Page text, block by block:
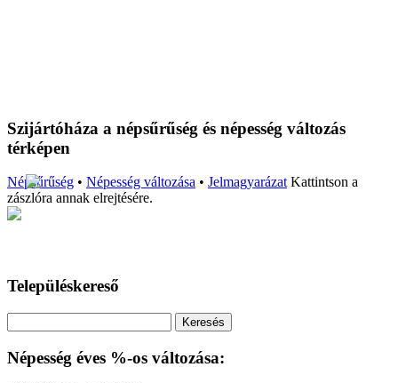
Szijártóháza a népsűrűség és népesség változás
térképen
Népsűrűség • Népesség változása • JelmagyarázatKattintson a
zászlóra annak elrejtésére.
Településkereső
Népesség éves %-os változása: